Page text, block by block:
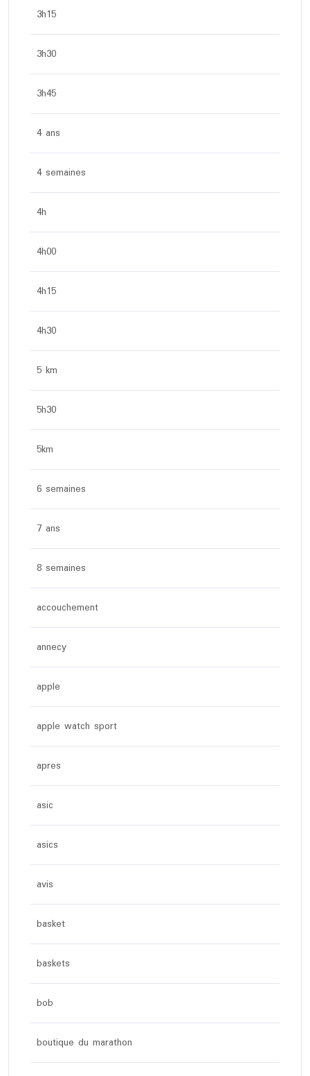
3h15
3h30
3h45
4 ans
4 semaines
4h
4h00
4h15
4h30
5 km
5h30
5km
6 semaines
7 ans
8 semaines
accouchement
annecy
apple
apple watch sport
apres
asic
asics
avis
basket
baskets
bob
boutique du marathon